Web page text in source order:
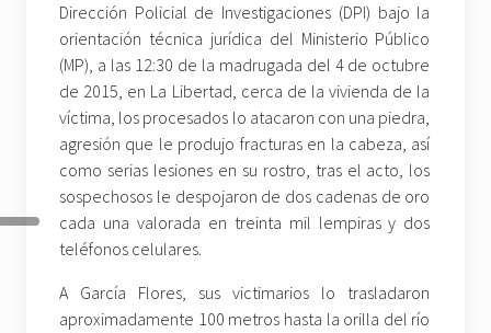
Dirección Policial de Investigaciones (DPI) bajo la
orientación técnica jurídica del Ministerio Público
(MP), a las 12:30 de la madrugada del 4 de octubre
de 2015, en La Libertad, cerca de la vivienda de la
víctima, los procesados lo atacaron con una piedra,
agresión que le produjo fracturas en la cabeza, así
como serias lesiones en su rostro, tras el acto, los
sospechosos le despojaron de dos cadenas de oro
cada una valorada en treinta mil lempiras y dos
teléfonos celulares.
A García Flores, sus victimarios lo trasladaron
aproximadamente 100 metros hasta la orilla del río